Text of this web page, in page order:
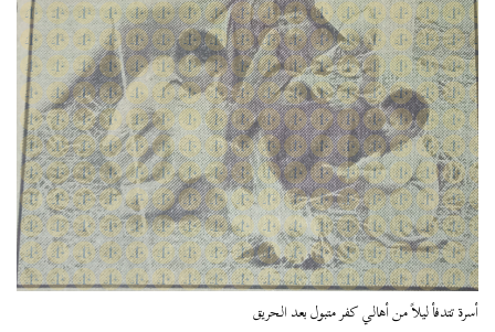
أسرة تتدفأ ليلاً من أهالي كفر متبول بعد الحريق